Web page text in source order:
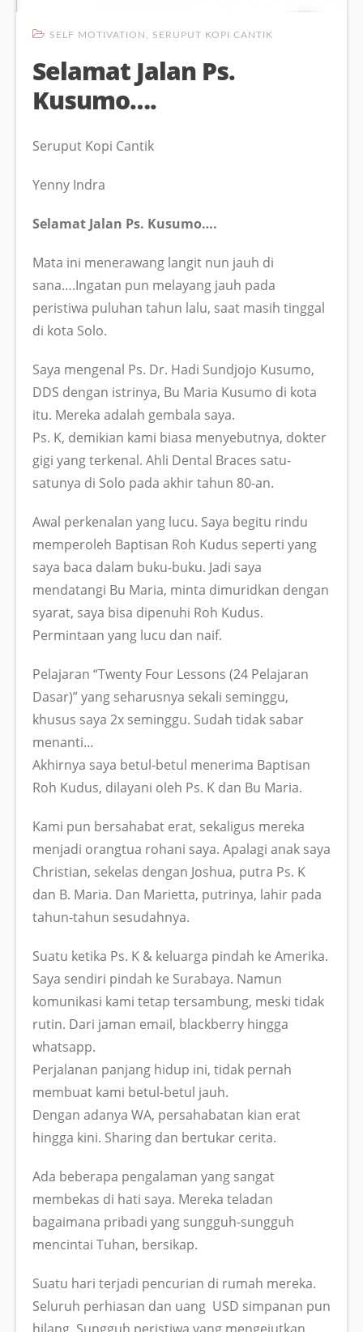
SELF MOTIVATION SERUPUT KOPI CANTIK
Selamat Jalan Ps.
Kusumo….
Seruput Kopi Cantik
Yenny Indra
Selamat Jalan Ps. Kusumo….
Mata ini menerawang langit nun jauh di
sana….Ingatan pun melayang jauh pada
peristiwa puluhan tahun lalu, saat masih tinggal
di kota Solo.
Saya mengenal Ps. Dr. Hadi Sundjojo Kusumo,
DDS dengan istrinya, Bu Maria Kusumo di kota
itu. Mereka adalah gembala saya.
Ps. K, demikian kami biasa menyebutnya, dokter
gigi yang terkenal. Ahli Dental Braces satu-
satunya di Solo pada akhir tahun 80-an.
Awal perkenalan yang lucu. Saya begitu rindu
memperoleh Baptisan Roh Kudus seperti yang
saya baca dalam buku-buku. Jadi saya
mendatangi Bu Maria, minta dimuridkan dengan
syarat, saya bisa dipenuhi Roh Kudus.
Permintaan yang lucu dan naif.
Pelajaran “Twenty Four Lessons (24 Pelajaran
Dasar)” yang seharusnya sekali seminggu,
khusus saya 2x seminggu. Sudah tidak sabar
menanti…
Akhirnya saya betul-betul menerima Baptisan
Roh Kudus, dilayani oleh Ps. K dan Bu Maria.
Kami pun bersahabat erat, sekaligus mereka
menjadi orangtua rohani saya. Apalagi anak saya
Christian, sekelas dengan Joshua, putra Ps. K
dan B. Maria. Dan Marietta, putrinya, lahir pada
tahun-tahun sesudahnya.
Suatu ketika Ps. K & keluarga pindah ke Amerika.
Saya sendiri pindah ke Surabaya. Namun
komunikasi kami tetap tersambung, meski tidak
rutin. Dari jaman email, blackberry hingga
whatsapp.
Perjalanan panjang hidup ini, tidak pernah
membuat kami betul-betul jauh.
Dengan adanya WA, persahabatan kian erat
hingga kini. Sharing dan bertukar cerita.
Ada beberapa pengalaman yang sangat
membekas di hati saya. Mereka teladan
bagaimana pribadi yang sungguh-sungguh
mencintai Tuhan, bersikap.
Suatu hari terjadi pencurian di rumah mereka.
Seluruh perhiasan dan uang USD simpanan pun